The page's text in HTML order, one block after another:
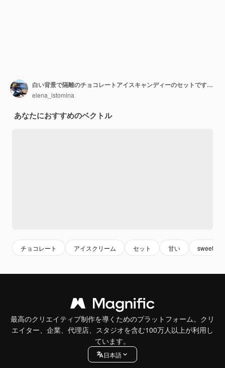
白い背景で隔離のチョコレートアイスキャンディーのセットです。チョコレートアイスクリームの6つのヒント。
elena_istomina
あなたにおすすめのベクトル
チョコレート アイスクリーム セット 甘い sweet
最高のクリエイティブ制作を導くためのプラットフォーム。クリ
エイター、企業、代理店、スタジオを含む100万人以上が利用し
ています。
日本語